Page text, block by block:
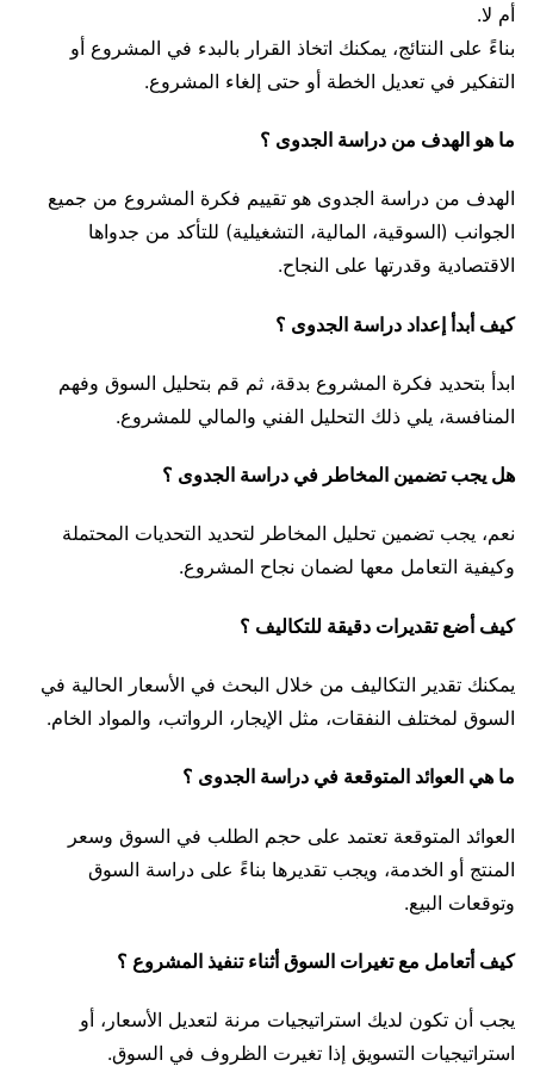
أم لا.
بناءً على النتائج، يمكنك اتخاذ القرار بالبدء في المشروع أو
التفكير في تعديل الخطة أو حتى إلغاء المشروع.
ما هو الهدف من دراسة الجدوى ؟
الهدف من دراسة الجدوى هو تقييم فكرة المشروع من جميع
الجوانب (السوقية، المالية، التشغيلية) للتأكد من جدواها
الاقتصادية وقدرتها على النجاح.
كيف أبدأ إعداد دراسة الجدوى ؟
ابدأ بتحديد فكرة المشروع بدقة، ثم قم بتحليل السوق وفهم
المنافسة، يلي ذلك التحليل الفني والمالي للمشروع.
هل يجب تضمين المخاطر في دراسة الجدوى ؟
نعم، يجب تضمين تحليل المخاطر لتحديد التحديات المحتملة
وكيفية التعامل معها لضمان نجاح المشروع.
كيف أضع تقديرات دقيقة للتكاليف ؟
يمكنك تقدير التكاليف من خلال البحث في الأسعار الحالية في
السوق لمختلف النفقات، مثل الإيجار، الرواتب، والمواد الخام.
ما هي العوائد المتوقعة في دراسة الجدوى ؟
العوائد المتوقعة تعتمد على حجم الطلب في السوق وسعر
المنتج أو الخدمة، ويجب تقديرها بناءً على دراسة السوق
وتوقعات البيع.
كيف أتعامل مع تغيرات السوق أثناء تنفيذ المشروع ؟
يجب أن تكون لديك استراتيجيات مرنة لتعديل الأسعار، أو
استراتيجيات التسويق إذا تغيرت الظروف في السوق.